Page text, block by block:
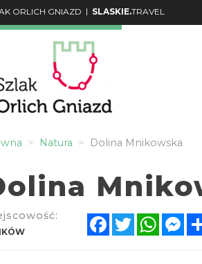
ORLICH GNIAZD | SLASKIE.TRAVEL
Natura Dolina Mnikowska
FacebookTwitter